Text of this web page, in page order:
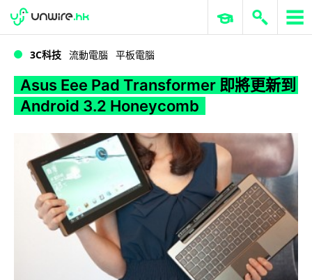
WWDC 2026 ERP 與商業 AI
3C科技 流動電腦 平板電腦
Asus Eee Pad Transformer 即將更新到
Android 3.2 Honeycomb